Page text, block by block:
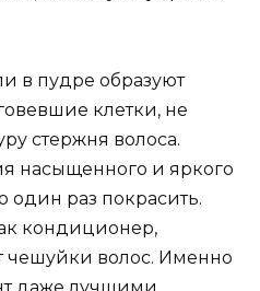
в пудре образуют
клетки, не
стержня волоса.
насыщенного и яркого
один раз покрасить.
кондиционер,
чешуйки волос. Именно